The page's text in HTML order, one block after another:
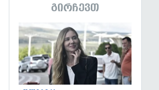
გირჩევთ